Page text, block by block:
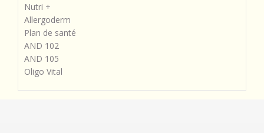
Nutri +
Allergoderm
Plan de santé
AND 102
AND 105
Oligo Vital